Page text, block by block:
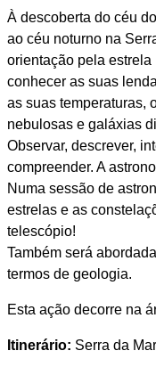
À descoberta do céu
ao céu noturno na
orientação pela
conhecer as suas
as suas temperaturas,
nebulosas e galáxias
Observar, descrever,
compreender. A
Numa sessão de
estrelas e as
telescópio!
Também será
termos de geologia.
Esta ação decorre na
Itinerário: Serra da